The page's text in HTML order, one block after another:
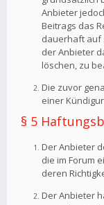
Anbieter
Beitrags das
dauerhaft auf
der Anbieter
löschen, zu
Die zuvor
einer
§ 5
Der Anbieter
die im Forum
deren
Der Anbieter